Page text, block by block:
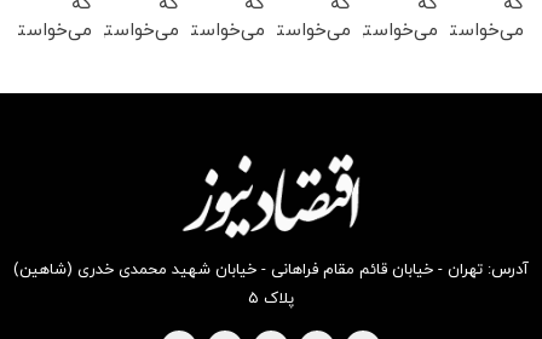
می‌خواستی می‌خواستی می‌خواستی
بخر !
می‌خواستی
بخر !
می‌خواستی می‌خواستی
آدرس: تهران - خیابان قائم مقام فراهانی - خیابان شهید محمدی خدری (شاهین)
پلاک ۵